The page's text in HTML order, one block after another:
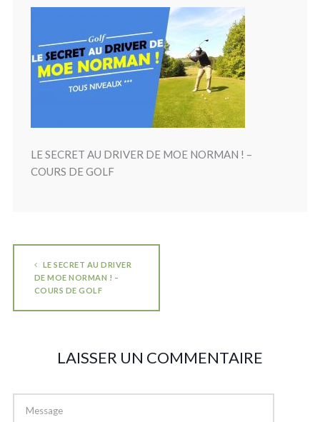
LE SECRET AU DRIVER DE MOE NORMAN ! –
COURS DE GOLF
LE SECRET AU DRIVER
DE MOE NORMAN ! –
COURS DE GOLF
LAISSER UN COMMENTAIRE